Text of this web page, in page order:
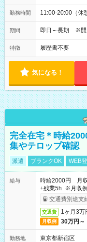
勤務時間 11:00-20:00（休
期間 即日～長期 ※開
特徴 履歴書不要
気になる！
完全在宅＊時給
集やテロップ確認
派遣 ブランクOK WEB
給与
時給2000円 月
+残業5h ※月収
取りサービス利
交通費別途支
交通費 1ヶ月3万
月収例 30万円～
勤務地
東京都新宿区